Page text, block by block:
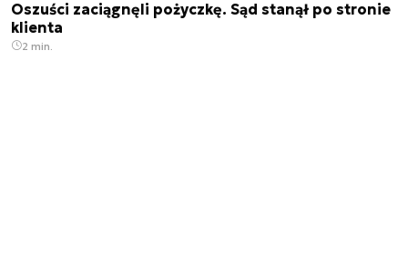
Oszuści zaciągnęli pożyczkę. Sąd stanął po stronie
klienta
2 min.